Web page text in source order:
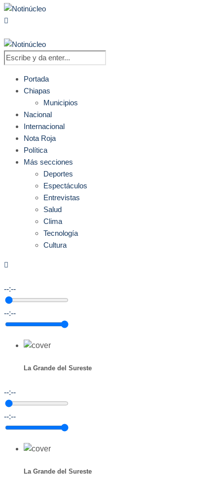
Portada
Chiapas
Municipios
Nacional
Internacional
Nota Roja
Política
Más secciones
Deportes
Espectáculos
Entrevistas
Salud
Clima
Tecnología
Cultura
--:--
--:--
La Grande del Sureste
--:--
--:--
La Grande del Sureste